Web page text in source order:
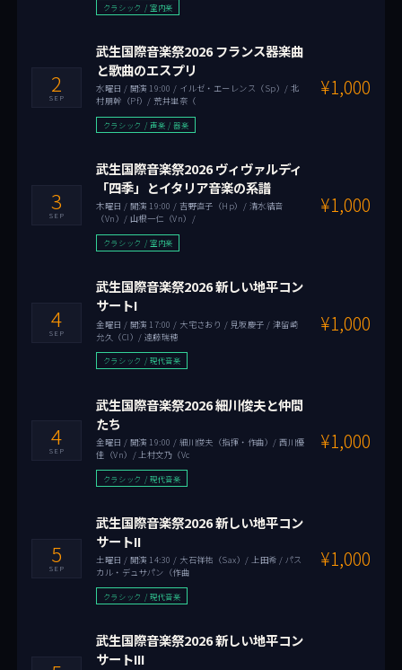
クラシック / 室内楽
2
SEP
武生国際音楽祭2026 フランス器楽曲
と歌曲のエスプリ
水曜日 / 開演 19:00 / イルゼ・エーレンス（Sp）/ 北
村朋幹（Pf）/ 荒井里奈（
クラシック / 声楽 / 器楽
¥1,000
3
SEP
武生国際音楽祭2026 ヴィヴァルディ
「四季」とイタリア音楽の系譜
木曜日 / 開演 19:00 / 吉野直子（Hp）/ 清水結音
（Vn）/ 山根一仁（Vn）/
クラシック / 室内楽
¥1,000
4
SEP
武生国際音楽祭2026 新しい地平コン
サートI
金曜日 / 開演 17:00 / 大宅さおり / 見坂慶子 / 津留崎
允久（Cl）/ 遠藤瑞穂
クラシック / 現代音楽
¥1,000
4
SEP
武生国際音楽祭2026 細川俊夫と仲間
たち
金曜日 / 開演 19:00 / 細川俊夫（指揮・作曲）/ 西川優
佳（Vn）/ 上村文乃（Vc
クラシック / 現代音楽
¥1,000
5
SEP
武生国際音楽祭2026 新しい地平コン
サートII
土曜日 / 開演 14:30 / 大石祥祐（Sax）/ 上田希 / パス
カル・デュサパン（作曲
クラシック / 現代音楽
¥1,000
武生国際音楽祭2026 新しい地平コン
サートIII